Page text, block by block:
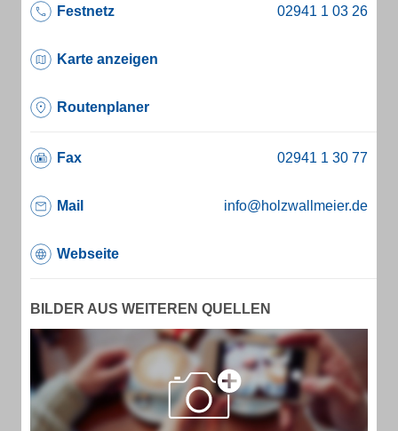
Festnetz
Karte anzeigen
Routenplaner
Fax
Mail info@holzwallmeier.de
Webseite
BILDER AUS WEITEREN QUELLEN